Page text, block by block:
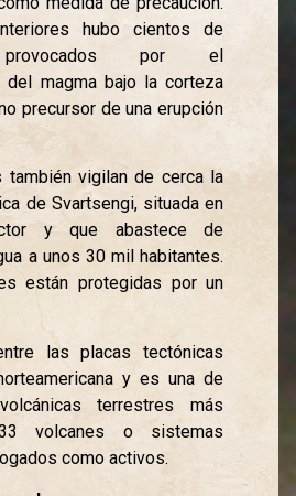
hubo cientos de
provocados por el
del magma bajo la corteza
precursor de una erupción
también vigilan de cerca la
de Svartsengi, situada en
y que abastece de
a unos 30 mil habitantes.
están protegidas por un
las placas tectónicas
y es una de
terrestres más
volcanes o sistemas
como activos.